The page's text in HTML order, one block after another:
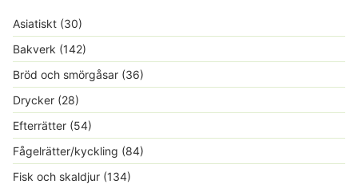
Asiatiskt (30)
Bakverk (142)
Bröd och smörgåsar (36)
Drycker (28)
Efterrätter (54)
Fågelrätter/kyckling (84)
Fisk och skaldjur (134)